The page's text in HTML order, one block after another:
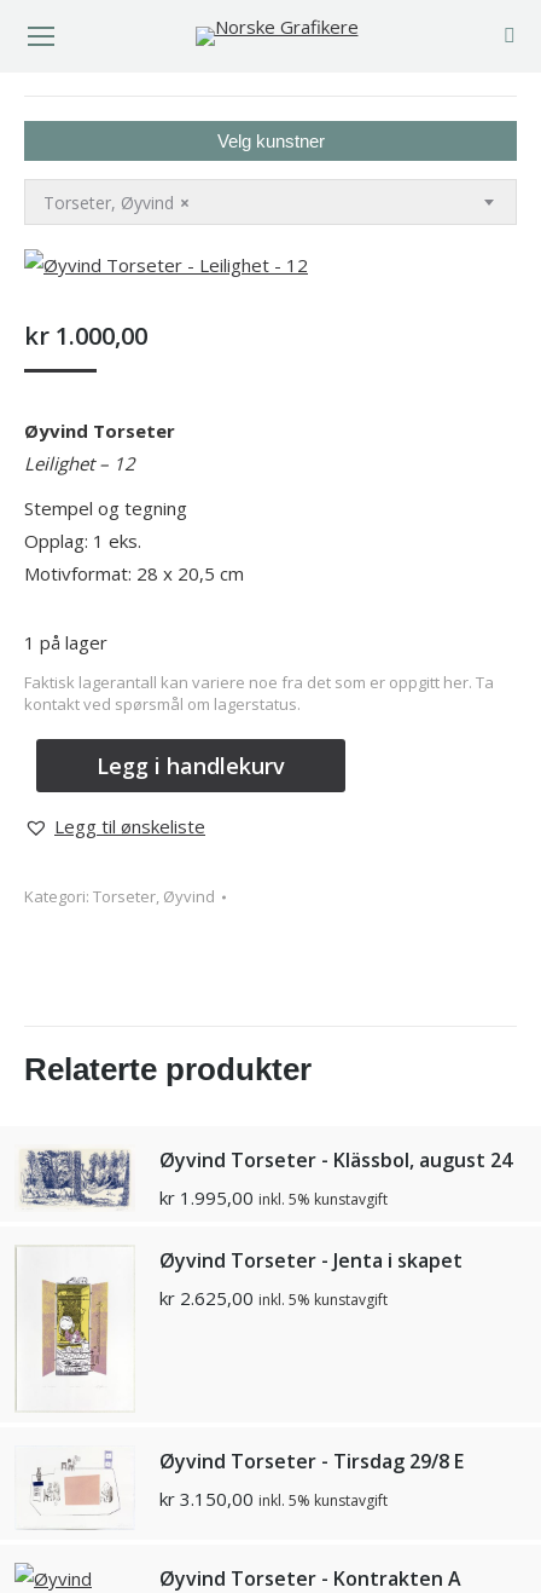
Velg kunstner
×
Torseter, Øyvind
kr 1.000,00
Øyvind Torseter
Leilighet – 12
Stempel og tegning
Opplag: 1 eks.
Motivformat: 28 x 20,5 cm
1 på lager
Faktisk lagerantall kan variere noe fra det som er oppgitt her. Ta
kontakt ved spørsmål om lagerstatus.
Legg i handlekurv
Legg til ønskeliste
Kategori: Torseter, Øyvind
Relaterte produkter
Øyvind Torseter - Klässbol, august 24
kr 1.995,00 inkl. 5% kunstavgift
Øyvind Torseter - Jenta i skapet
kr 2.625,00 inkl. 5% kunstavgift
Øyvind Torseter - Tirsdag 29/8 E
kr 3.150,00 inkl. 5% kunstavgift
Øyvind Torseter - Kontrakten A